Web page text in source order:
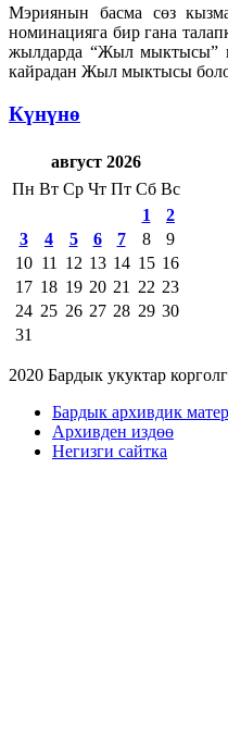
Мэриянын басма сөз
номинацияга бир гана
жылдарда “Жыл мыктысы”
кайрадан Жыл мыктысы боло
Күнүнө
август 2026
Пн Вт Ср Чт Пт Сб Вс
1
2
3
4 5 6 7 8
9
10 11 12 13 14 15 16
17 18 19 20 21 22 23
24 25 26 27 28 29 30
31
2020 Бардык укуктар
Бардык архивдик
Архивден издөө
Негизги сайтка